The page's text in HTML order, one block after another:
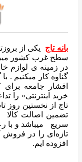
بانه تاج یکی از
گناوه کار میکنیم .
اقشار جامعه
خرید اینترنتی» را
سریع میباشد و با
تازه‌ای را در فروش
افزوده ایم.